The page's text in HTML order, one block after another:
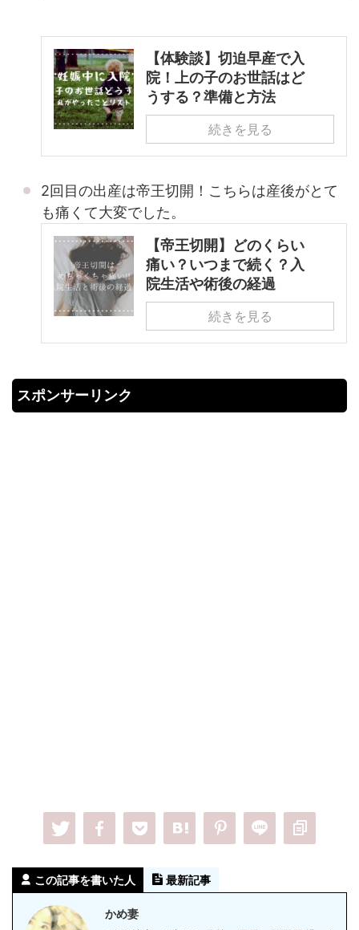
【体験談】切迫早産で入
院！上の子のお世話はど
うする？準備と方法
続きを見る
2回目の出産は帝王切開！こちらは産後がとて
も痛くて大変でした。
【帝王切開】どのくらい
痛い？いつまで続く？入
院生活や術後の経過
続きを見る
スポンサーリンク
この記事を書いた人 最新記事
かめ妻